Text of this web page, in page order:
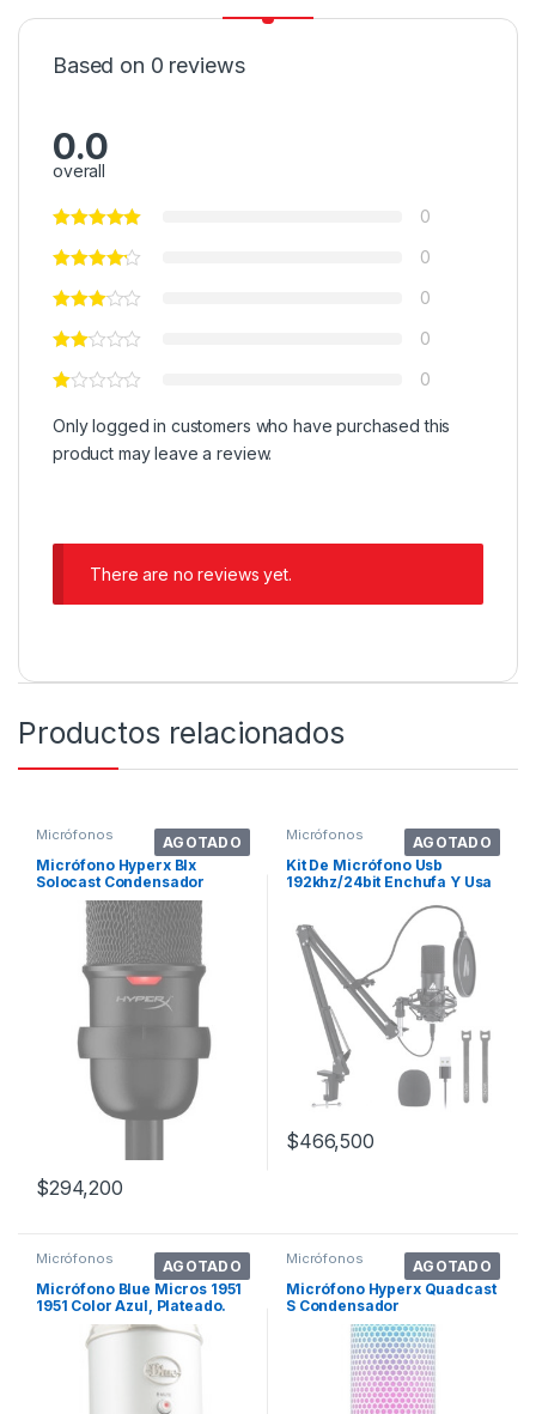
Based on 0 reviews
0.0
overall
0
0
0
0
0
Only logged in customers who have purchased this
product may leave a review.
There are no reviews yet.
Productos relacionados
AGOTADO
Micrófonos
Micrófono Hyperx Blx
Solocast Condensador
Cardioide Color Negro
$294,200
AGOTADO
Micrófonos
Kit De Micrófono Usb
192khz/24bit Enchufa Y Usa
Micrófono Usb A04
$466,500
AGOTADO
Micrófonos
Micrófono Blue Micros 1951
1951 Color Azul, Plateado.
AGOTADO
Micrófonos
Micrófono Hyperx Quadcast
S Condensador
Omnidireccional Color